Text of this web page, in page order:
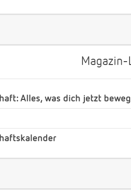
Magazin-
Alles, was dich jetzt